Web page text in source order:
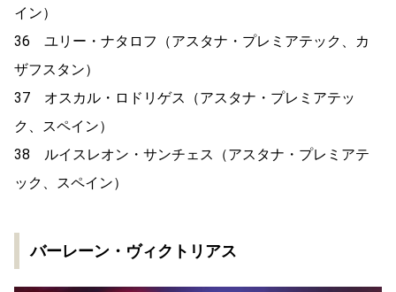
イン）
36 ユリー・ナタロフ（アスタナ・プレミアテック、カ
ザフスタン）
37 オスカル・ロドリゲス（アスタナ・プレミアテッ
ク、スペイン）
38 ルイスレオン・サンチェス（アスタナ・プレミアテ
ック、スペイン）
バーレーン・ヴィクトリアス